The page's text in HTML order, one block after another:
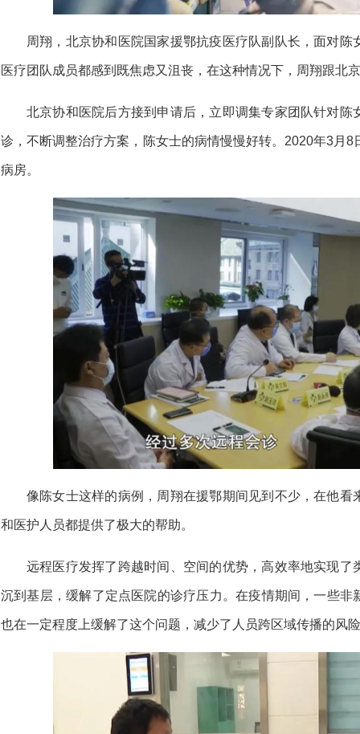
周翔，北京协和医院国家援鄂抗疫医疗队副队长，面对
医疗团队成员都感到既焦虑又沮丧，在这种情况下，周翔跟北
北京协和医院后方接到申请后，立即调集专家团队针对
诊，不断调整治疗方案，陈女士的病情慢慢好转。2020年3月
病房。
像陈女士这样的病例，周翔在援鄂期间见到不少，在他
和医护人员都提供了极大的帮助。
远程医疗发挥了跨越时间、空间的优势，高效率地实现
沉到基层，缓解了定点医院的诊疗压力。在疫情期间，一些
也在一定程度上缓解了这个问题，减少了人员跨区域传播的风